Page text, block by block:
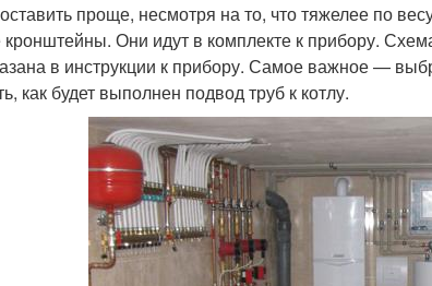
проще, несмотря на то, что тяжелее по
Они идут в комплекте к прибору.
в инструкции к прибору. Самое важное —
как будет выполнен подвод труб к котлу.